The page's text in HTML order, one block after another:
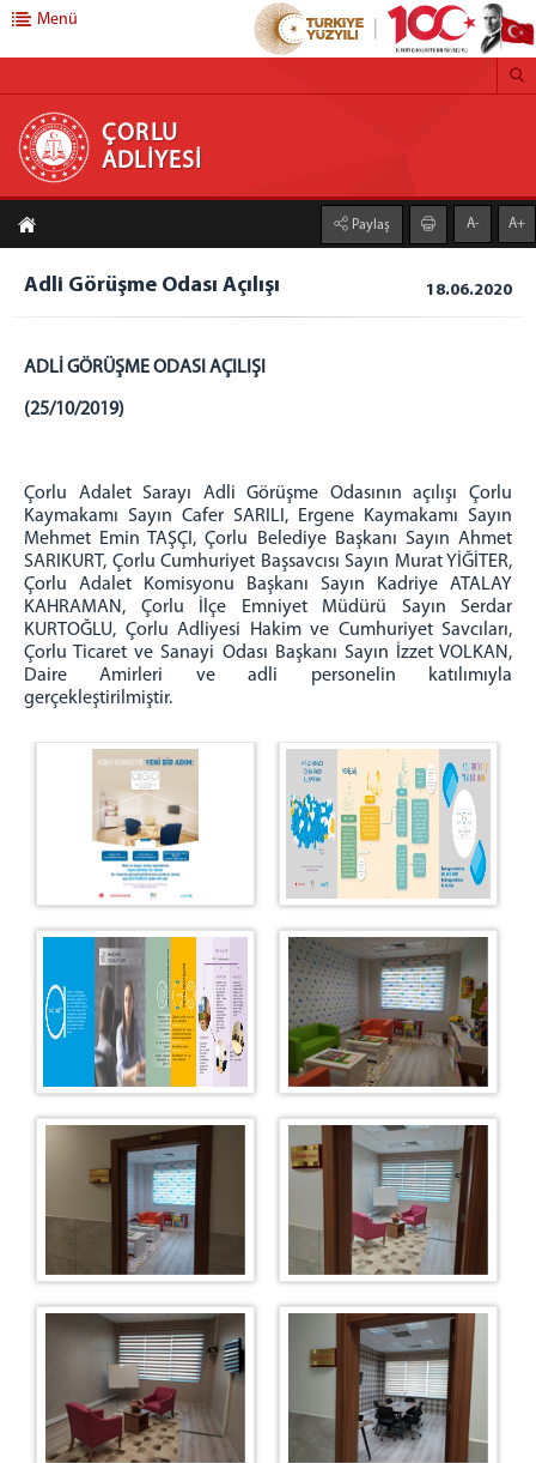
ÇORLU ADLİYESİ
ANASAYFA
C. BAŞSAVCILIĞI
CUMHURİYET BAŞSAVCISI
CUMHURİYET BAŞSAVCI VEKİLLERİ
CUMHURİYET BAŞSAVCILIĞI BİRİMLERİ
DENETİMLİ SERBESTLİK MÜDÜRLÜĞÜ
MEDYA İLETİŞİM BÜROSU
BASIN AÇIKLAMALARI
ADLİYEMİZ
ADALET KOMİSYONU
KOMİSYON BAŞKANI
KOMİSYON
ÇORLU ADLİYESİ
SEÇİM MÜDÜRLÜĞÜ
MÜLHAKATLAR
MARMARAEREĞLİSİ ADLİYESİ
MAHKEMELER
CEZA MAHKEMELERİ
HUKUK MAHKEMELERİ
Hakim İzin Tablosu
CEZA İNFAZ KURUMLARIMIZ
Menü
ÇORLU
ADLİYESİ
Paylaş A- A+
Adli Görüşme Odası Açılışı 18.06.2020
ADLİ GÖRÜŞME ODASI AÇILIŞI
(25/10/2019)
Çorlu Adalet Sarayı Adli Görüşme Odasının açılışı Çorlu
Kaymakamı Sayın Cafer SARILI, Ergene Kaymakamı Sayın
Mehmet Emin TAŞÇI, Çorlu Belediye Başkanı Sayın Ahmet
SARIKURT, Çorlu Cumhuriyet Başsavcısı Sayın Murat YİĞİTER,
Çorlu Adalet Komisyonu Başkanı Sayın Kadriye ATALAY
KAHRAMAN, Çorlu İlçe Emniyet Müdürü Sayın Serdar
KURTOĞLU, Çorlu Adliyesi Hakim ve Cumhuriyet Savcıları,
Çorlu Ticaret ve Sanayi Odası Başkanı Sayın İzzet VOLKAN,
Daire Amirleri ve adli personelin katılımıyla
gerçekleştirilmiştir.